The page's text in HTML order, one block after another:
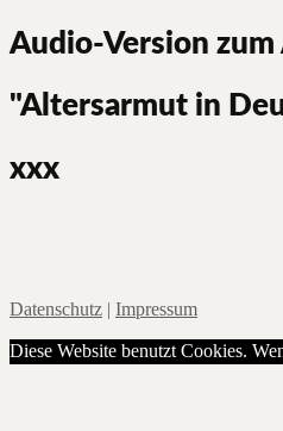
Audio-Version zum
"Altersarmut in
xxx
Datenschutz | Impressum
Diese Website benutzt Cookies.